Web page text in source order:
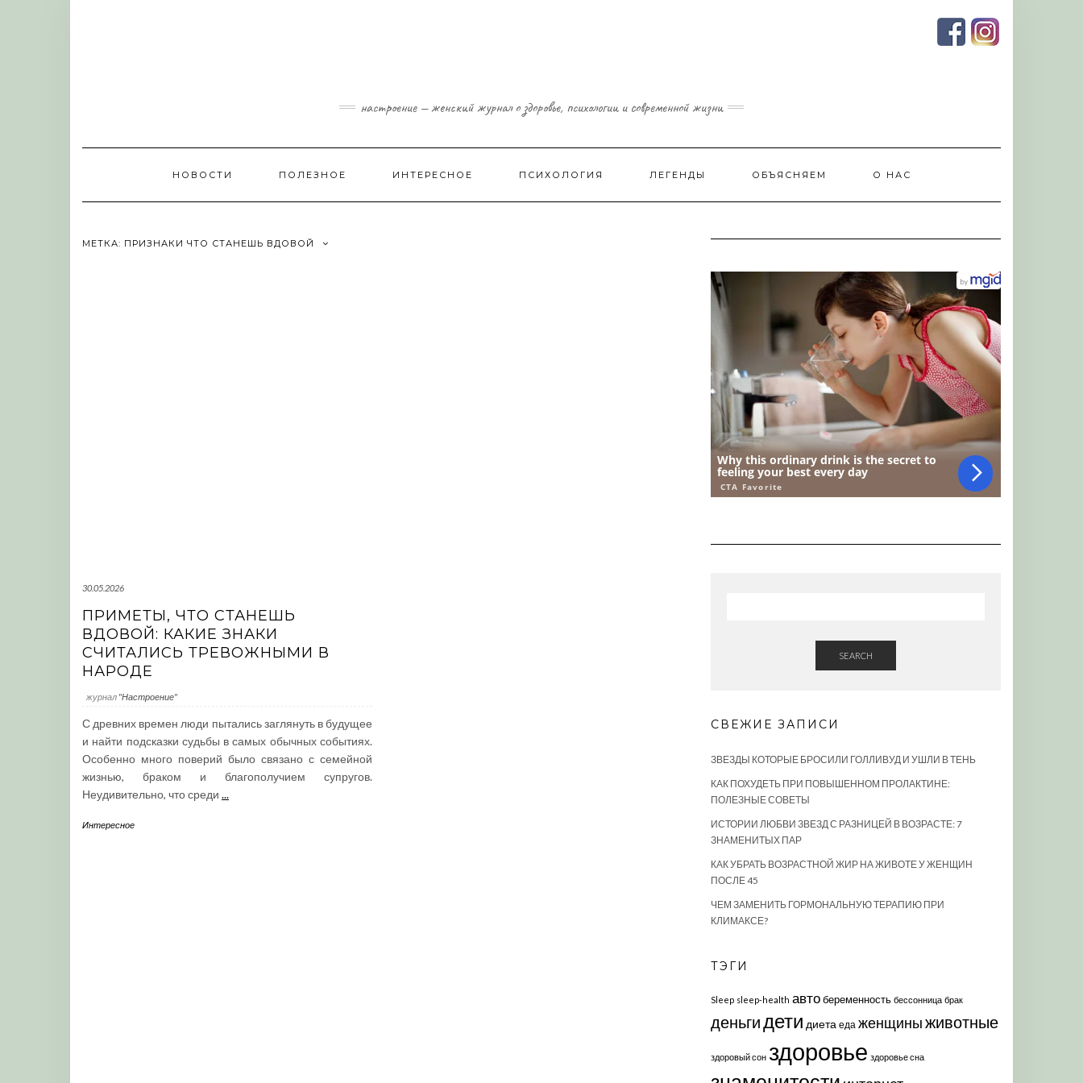
настроение — женский журнал о здоровье, психологии и современной жизни
НОВОСТИ ПОЛЕЗНОЕ ИНТЕРЕСНОЕ ПСИХОЛОГИЯ ЛЕГЕНДЫ ОБЪЯСНЯЕМ О НАС
МЕТКА: ПРИЗНАКИ ЧТО СТАНЕШЬ ВДОВОЙ
30.05.2026
ПРИМЕТЫ, ЧТО СТАНЕШЬ
ВДОВОЙ: КАКИЕ ЗНАКИ
СЧИТАЛИСЬ ТРЕВОЖНЫМИ В
НАРОДЕ
журнал "Настроение"
С древних времен люди пытались заглянуть в будущее
и найти подсказки судьбы в самых обычных событиях.
Особенно много поверий было связано с семейной
жизнью, браком и благополучием супругов.
Неудивительно, что среди ...
Интересное
SEARCH
СВЕЖИЕ ЗАПИСИ
ЗВЕЗДЫ КОТОРЫЕ БРОСИЛИ ГОЛЛИВУД И УШЛИ В ТЕНЬ
КАК ПОХУДЕТЬ ПРИ ПОВЫШЕННОМ ПРОЛАКТИНЕ:
ПОЛЕЗНЫЕ СОВЕТЫ
ИСТОРИИ ЛЮБВИ ЗВЕЗД С РАЗНИЦЕЙ В ВОЗРАСТЕ: 7
ЗНАМЕНИТЫХ ПАР
КАК УБРАТЬ ВОЗРАСТНОЙ ЖИР НА ЖИВОТЕ У ЖЕНЩИН
ПОСЛЕ 45
ЧЕМ ЗАМЕНИТЬ ГОРМОНАЛЬНУЮ ТЕРАПИЮ ПРИ
КЛИМАКСЕ?
ТЭГИ
Sleep sleep-health автобеременность бессонница брак
деньгидети диета еда женщиныживотные
здоровый сон здоровье здоровье сна